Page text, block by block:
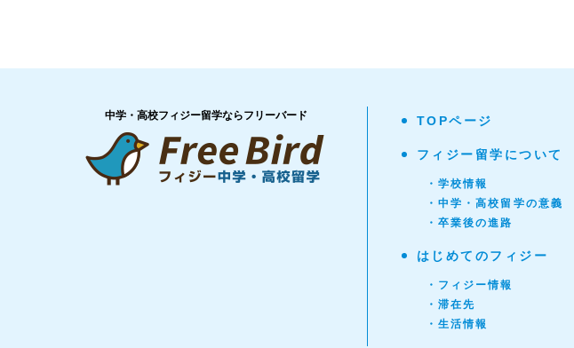
中学・高校フィジー留学ならフリーバード TOPページ
フィジー留学について
・学校情報
・中学・高校留学の意義
・卒業後の進路
はじめてのフィジー
・フィジー情報
・滞在先
・生活情報